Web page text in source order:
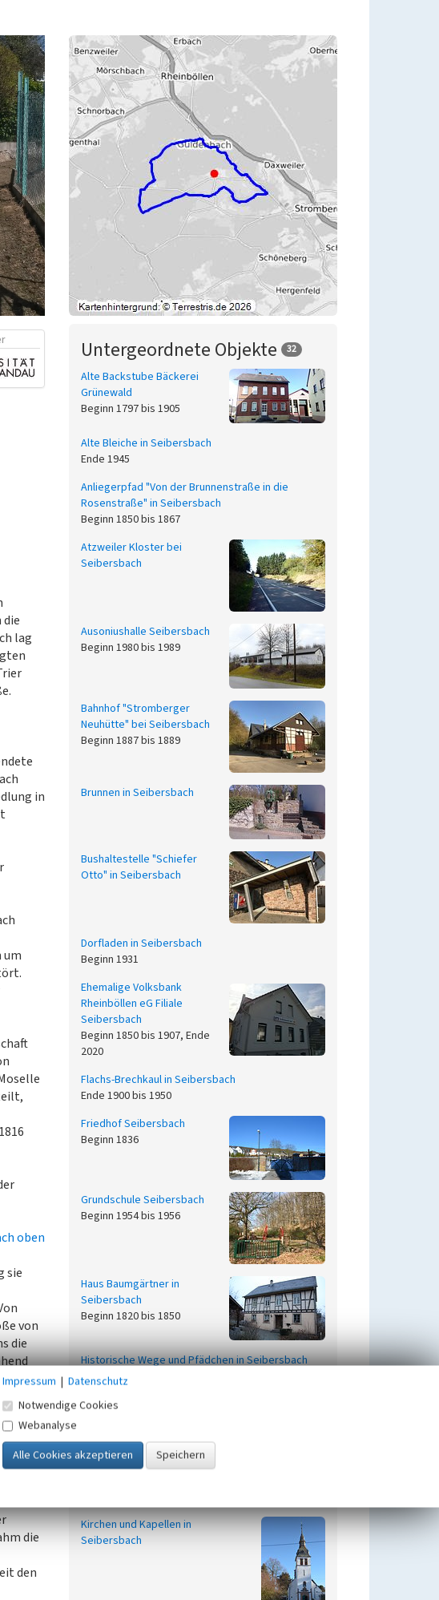
lag
in
um
oben
sie
von
die
oben
die
den
Untergeordnete Objekte 32
Alte Backstube Bäckerei
Grünewald
Beginn 1797 bis 1905
Alte Bleiche in Seibersbach
Ende 1945
Anliegerpfad "Von der Brunnenstraße in die
Rosenstraße" in Seibersbach
Beginn 1850 bis 1867
Atzweiler Kloster bei
Seibersbach
Ausoniushalle Seibersbach
Beginn 1980 bis 1989
Bahnhof "Stromberger
Neuhütte" bei Seibersbach
Beginn 1887 bis 1889
Brunnen in Seibersbach
Bushaltestelle "Schiefer
Otto" in Seibersbach
Dorfladen in Seibersbach
Beginn 1931
Ehemalige Volksbank
Rheinböllen eG Filiale
Seibersbach
Beginn 1850 bis 1907, Ende
2020
Flachs-Brechkaul in Seibersbach
Ende 1900 bis 1950
Friedhof Seibersbach
Beginn 1836
Grundschule Seibersbach
Beginn 1954 bis 1956
Haus Baumgärtner in
Seibersbach
Beginn 1820 bis 1850
Historische Wege und Pfädchen in Seibersbach
Höfe und Mühlen in Seibersbach
Jüdischer Friedhof „Am
Eichenhang“ in Seibersbach
Kirchen und Kapellen in
Seibersbach
Impressum | Datenschutz
Notwendige Cookies
Webanalyse